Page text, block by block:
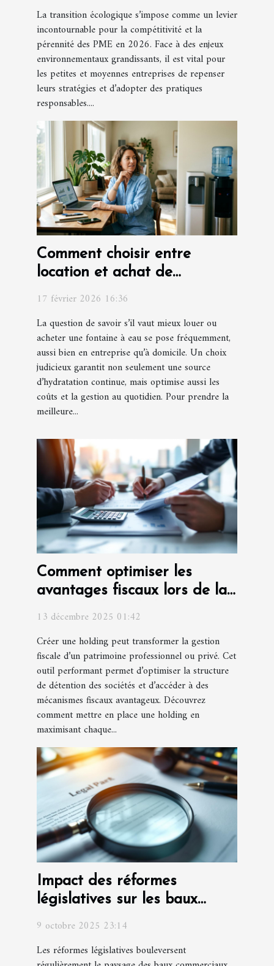
La transition écologique s’impose comme un levier
incontournable pour la compétitivité et la
pérennité des PME en 2026. Face à des enjeux
environnementaux grandissants, il est vital pour
les petites et moyennes entreprises de repenser
leurs stratégies et d’adopter des pratiques
responsables....
Comment choisir entre
location et achat de
fontaines à eau ?
17 février 2026 16:36
La question de savoir s’il vaut mieux louer ou
acheter une fontaine à eau se pose fréquemment,
aussi bien en entreprise qu’à domicile. Un choix
judicieux garantit non seulement une source
d’hydratation continue, mais optimise aussi les
coûts et la gestion au quotidien. Pour prendre la
meilleure...
Comment optimiser les
avantages fiscaux lors de la
création d'une holding ?
13 décembre 2025 01:42
Créer une holding peut transformer la gestion
fiscale d’un patrimoine professionnel ou privé. Cet
outil performant permet d’optimiser la structure
de détention des sociétés et d’accéder à des
mécanismes fiscaux avantageux. Découvrez
comment mettre en place une holding en
maximisant chaque...
Impact des réformes
législatives sur les baux
9 octobre 2025 23:14
Les réformes législatives bouleversent